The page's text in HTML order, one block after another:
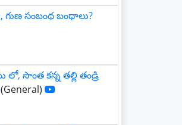
గుణ సంబంధ బంధాలు?
లో, సొంత కన్న తల్లి తండ్రి
(General)